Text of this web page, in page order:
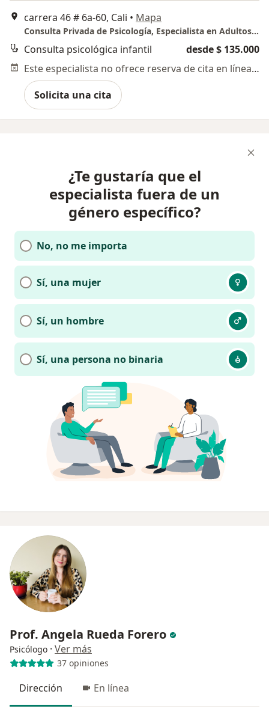
carrera 46 # 6a-60, Cali • Mapa
Consulta Privada de Psicología, Especialista en Adultos y Parejas. Dra Laura Marcela Muñoz Prado
Consulta psicológica infantil
desde $ 135.000
Este especialista no ofrece reserva de cita en línea en esta dirección.
Solicita una cita
¿Te gustaría que el
especialista fuera de un
género específico?
No, no me importa
Sí, una mujer
Sí, un hombre
Sí, una persona no binaria
Prof. Angela Rueda Forero
Psicólogo · Ver más
37 opiniones
Dirección En línea